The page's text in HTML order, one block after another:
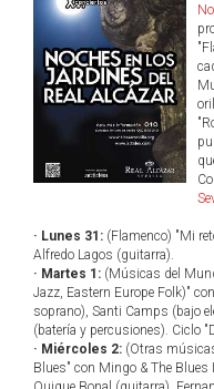
· Lunes 31: (Flamenco) "Mi
Alfredo Lagos (guitarra).
· Martes 1: (Músicas del
Jazz, Eastern Europe Folk)"
soprano), Santi Camps (bajo
(batería y percusiones). Ciclo
· Miércoles 2: (Otras
Blues" con Mingo & The